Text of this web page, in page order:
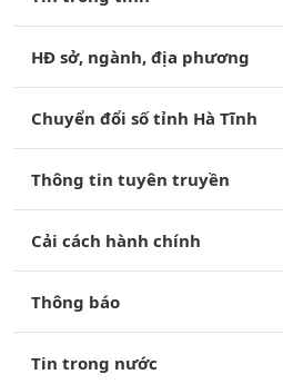
HĐ sở, ngành, địa phương
Chuyển đổi số tỉnh Hà Tĩnh
Thông tin tuyên truyền
Cải cách hành chính
Thông báo
Tin trong nước